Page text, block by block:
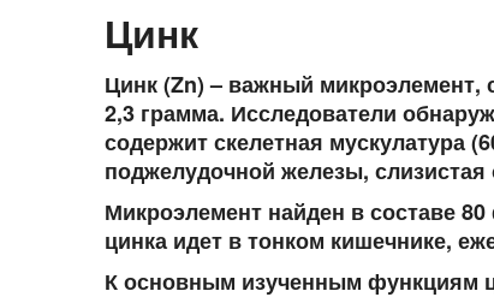
Цинк
Цинк (Zn) – важный микроэлемент,
2,3 грамма. Исследователи
содержит скелетная мускулатура
поджелудочной железы, слизистая
Микроэлемент найден в составе
цинка идет в тонком кишечнике,
К основным изученным функциям